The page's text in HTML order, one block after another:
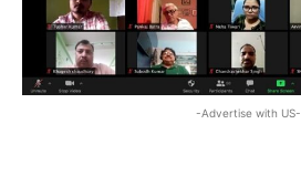
-Advertise with US-